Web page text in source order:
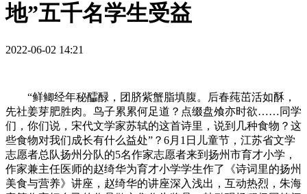
地”五千名学生受益
2022-06-02 14:21
“鲜鲫经年秘醽醁，团脐紫蟹脂填腹。后春莼茁活如酥，
先社姜芽肥胜肉。鸟子累累何足道？点缀盘飧亦时欲……同学
们，你们说，宋代文学家苏轼的这首诗里，说到几种食物？这
些食物对我们成长有什么益处”？ 6月 1 日儿童节，江苏省文学
志愿者总队扬州分队的5名作家志愿者来到扬州市育才小学，
作家兼主任医师的赵绮华为育才小学学生作了《诗词里的扬州
美食与营养》讲座，赵绮华的讲座深入浅出，互动热烈，朱海